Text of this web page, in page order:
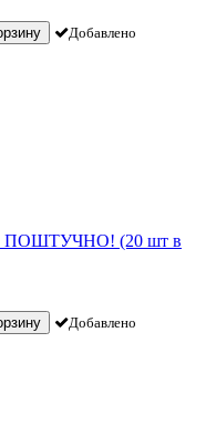
Добавлено
ПОШТУЧНО! (20 шт в
Добавлено